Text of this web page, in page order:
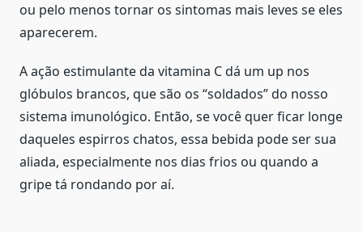
ou pelo menos tornar os sintomas mais leves se eles
aparecerem.
A ação estimulante da vitamina C dá um up nos
glóbulos brancos, que são os “soldados” do nosso
sistema imunológico. Então, se você quer ficar longe
daqueles espirros chatos, essa bebida pode ser sua
aliada, especialmente nos dias frios ou quando a
gripe tá rondando por aí.